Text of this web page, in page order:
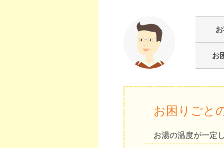
お
お困りごと
お湯の温度が一定